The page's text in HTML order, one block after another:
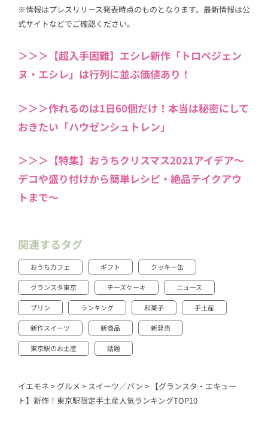
※情報はプレスリリース発表時点のものとなります。最新情報は公
式サイトなどでご確認ください。
＞＞＞【超入手困難】エシレ新作「トロペジェン
ヌ・エシレ」は行列に並ぶ価値あり！
＞＞＞作れるのは1日60個だけ！本当は秘密にして
おきたい「ハウゼンシュトレン」
＞＞＞【特集】おうちクリスマス2021アイデア〜
デコや盛り付けから簡単レシピ・絶品テイクアウ
トまで〜
関連するタグ
おうちカフェ ギフト クッキー缶
グランスタ東京 チーズケーキ ニュース
プリン ランキング 和菓子 手土産
新作スイーツ 新商品 新発売
東京駅のお土産 話題
イエモネ > グルメ > スイーツ／パン > 【グランスタ・エキュー
ト】新作！東京駅限定手土産人気ランキングTOP10